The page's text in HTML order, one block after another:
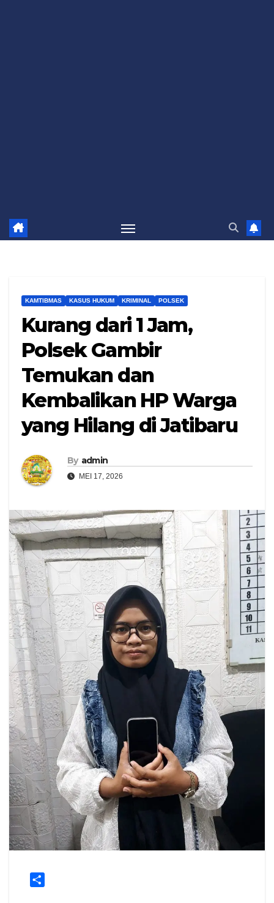
KAMTIBMAS KASUS HUKUM KRIMINAL POLSEK
Kurang dari 1 Jam,
Polsek Gambir
Temukan dan
Kembalikan HP Warga
yang Hilang di Jatibaru
By admin
MEI 17, 2026